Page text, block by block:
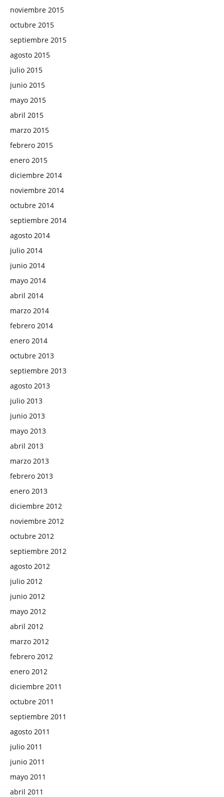
noviembre 2015
octubre 2015
septiembre 2015
agosto 2015
julio 2015
junio 2015
mayo 2015
abril 2015
marzo 2015
febrero 2015
enero 2015
diciembre 2014
noviembre 2014
octubre 2014
septiembre 2014
agosto 2014
julio 2014
junio 2014
mayo 2014
abril 2014
marzo 2014
febrero 2014
enero 2014
octubre 2013
septiembre 2013
agosto 2013
julio 2013
junio 2013
mayo 2013
abril 2013
marzo 2013
febrero 2013
enero 2013
diciembre 2012
noviembre 2012
octubre 2012
septiembre 2012
agosto 2012
julio 2012
junio 2012
mayo 2012
abril 2012
marzo 2012
febrero 2012
enero 2012
diciembre 2011
octubre 2011
septiembre 2011
agosto 2011
julio 2011
junio 2011
mayo 2011
abril 2011